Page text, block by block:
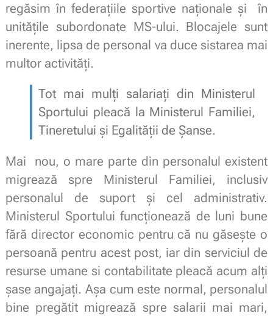
regăsim în federațiile sportive naționale și în
unitățile subordonate MS-ului. Blocajele sunt
inerente, lipsa de personal va duce sistarea mai
multor activități.
Tot mai mulți salariați din Ministerul
Sportului pleacă la Ministerul Familiei,
Tineretului și Egalității de Șanse.
Mai nou, o mare parte din personalul existent
migrează spre Ministerul Familiei, inclusiv
personalul de suport și cel administrativ.
Ministerul Sportului funcționează de luni bune
fără director economic pentru că nu găsește o
persoană pentru acest post, iar din serviciul de
resurse umane si contabilitate pleacă acum alți
șase angajați. Așa cum este normal, personalul
bine pregătit migrează spre salarii mai mari,